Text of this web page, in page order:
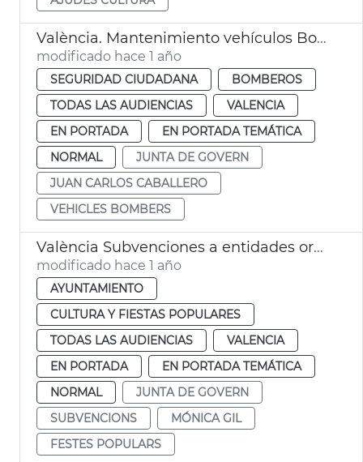
València. Mantenimiento vehículos Bomberos
modificado hace 1 año
SEGURIDAD CIUDADANA
BOMBEROS
TODAS LAS AUDIENCIAS
VALENCIA
EN PORTADA
EN PORTADA TEMÁTICA
NORMAL
JUNTA DE GOVERN
JUAN CARLOS CABALLERO
VEHICLES BOMBERS
València Subvenciones a entidades organizadoras de fiestas
modificado hace 1 año
AYUNTAMIENTO
CULTURA Y FIESTAS POPULARES
TODAS LAS AUDIENCIAS
VALENCIA
EN PORTADA
EN PORTADA TEMÁTICA
NORMAL
JUNTA DE GOVERN
SUBVENCIONS
MÓNICA GIL
FESTES POPULARS